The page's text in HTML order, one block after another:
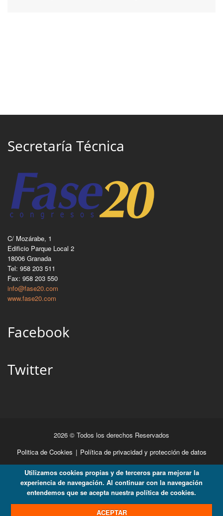
Secretaría Técnica
C/ Mozárabe, 1
Edificio Parque Local 2
18006 Granada
Tel: 958 203 511
Fax: 958 203 550
info@fase20.com
www.fase20.com
Facebook
Twitter
2026 © Todos los derechos Reservados
Politica de Cookies | Política de privacidad y protección de datos
Utilizamos cookies propias y de terceros para mejorar la
experiencia de navegación. Al continuar con la navegación
entendemos que se acepta nuestra política de cookies.
ACEPTAR